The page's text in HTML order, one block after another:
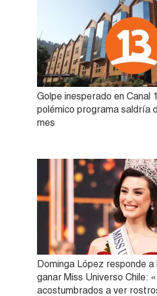
Golpe inesperado en Canal
polémico programa saldría
mes
Dominga López responde
ganar Miss Universo Chile:
acostumbrados a ver